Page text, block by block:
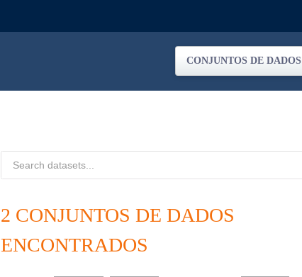
CONJUNTOS DE DADOS
2 CONJUNTOS DE DADOS
ENCONTRADOS